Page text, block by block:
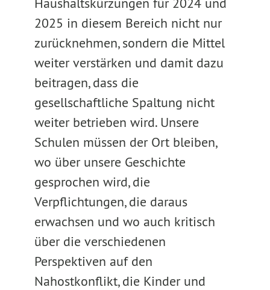
2025 in diesem Bereich nicht nur
zurücknehmen, sondern die Mittel
weiter verstärken und damit dazu
beitragen, dass die
gesellschaftliche Spaltung nicht
weiter betrieben wird. Unsere
Schulen müssen der Ort bleiben,
wo über unsere Geschichte
gesprochen wird, die
Verpflichtungen, die daraus
erwachsen und wo auch kritisch
über die verschiedenen
Perspektiven auf den
Nahostkonflikt, die Kinder und